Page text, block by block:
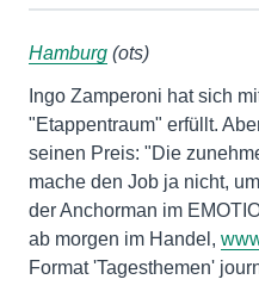
Hamburg (ots)
Ingo Zamperoni hat sich
"Etappentraum" erfüllt.
seinen Preis: "Die
mache den Job ja nicht,
der Anchorman im
ab morgen im Handel,
Format 'Tagesthemen'